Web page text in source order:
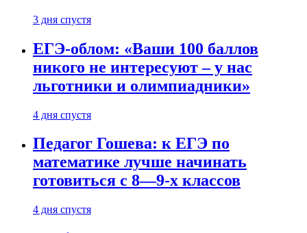
3 дня спустя
ЕГЭ-облом: «Ваши 100 баллов
никого не интересуют – у нас
льготники и олимпиадники»
4 дня спустя
Педагог Гошева: к ЕГЭ по
математике лучше начинать
готовиться с 8—9-х классов
4 дня спустя